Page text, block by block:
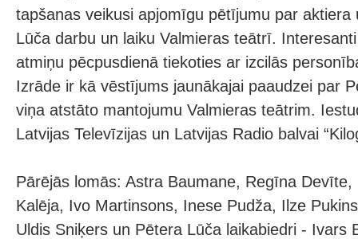
tapšanas veikusi apjomīgu pētījumu par aktiera
Lūča darbu un laiku Valmieras teātrī.
atmiņu pēcpusdienā tiekoties ar izcilās
Izrāde ir kā vēstījums jaunākajai paaudzei par
viņa atstāto mantojumu Valmieras teātrim.
Latvijas Televīzijas un Latvijas Radio balvai
Pārējās lomās: Astra Baumane, Regīna Devīte,
Kalēja, Ivo Martinsons, Inese Pudža, Ilze
Uldis Sniķers un Pētera Lūča laikabiedri - Ivars